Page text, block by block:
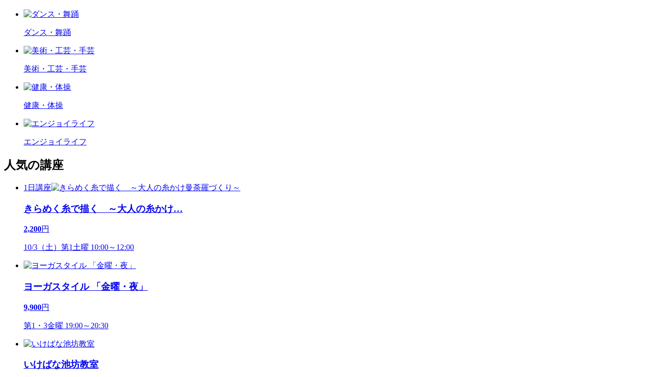
ダンス・舞踊
美術・工芸・手芸
健康・体操
エンジョイライフ
人気の講座
1日講座
きらめく糸で描く ～大人の糸かけ…
2,200円
10/3（土）第1土曜 10:00～12:00
ヨーガスタイル 「金曜・夜」
9,900円
第1・3金曜 19:00～20:30
いけばな池坊教室